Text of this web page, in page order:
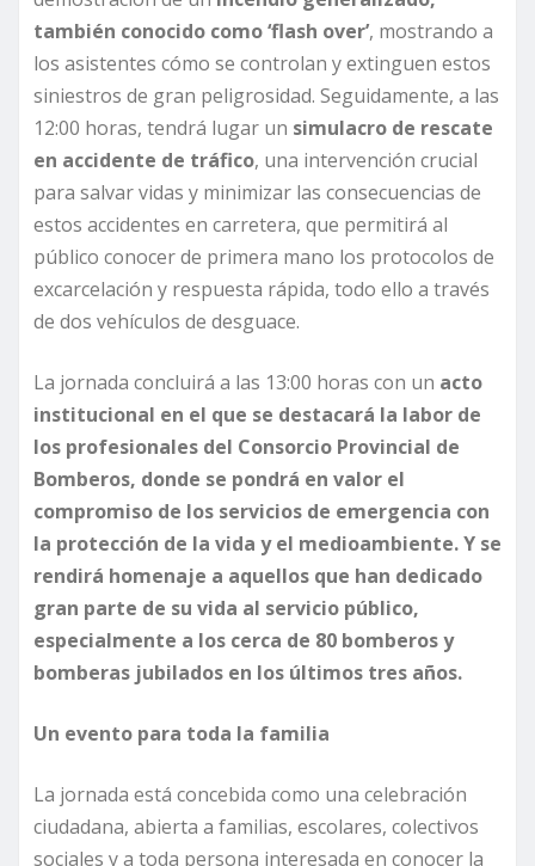
también conocido como ‘flash over’, mostrando a
los asistentes cómo se controlan y extinguen estos
siniestros de gran peligrosidad. Seguidamente, a las
12:00 horas, tendrá lugar un simulacro de rescate
en accidente de tráfico, una intervención crucial
para salvar vidas y minimizar las consecuencias de
estos accidentes en carretera, que permitirá al
público conocer de primera mano los protocolos de
excarcelación y respuesta rápida, todo ello a través
de dos vehículos de desguace.
La jornada concluirá a las 13:00 horas con un acto
institucional en el que se destacará la labor de
los profesionales del Consorcio Provincial de
Bomberos, donde se pondrá en valor el
compromiso de los servicios de emergencia con
la protección de la vida y el medioambiente. Y se
rendirá homenaje a aquellos que han dedicado
gran parte de su vida al servicio público,
especialmente a los cerca de 80 bomberos y
bomberas jubilados en los últimos tres años.
Un evento para toda la familia
La jornada está concebida como una celebración
ciudadana, abierta a familias, escolares, colectivos
sociales y a toda persona interesada en conocer la